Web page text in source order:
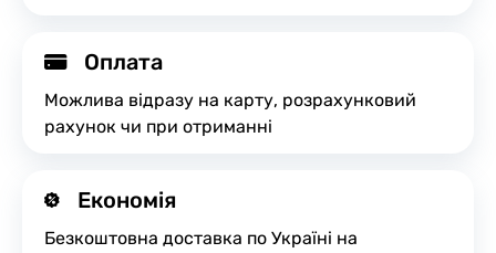
Оплата
Можлива відразу на карту, розрахунковий
рахунок чи при отриманні
Економія
Безкоштовна доставка по Україні на